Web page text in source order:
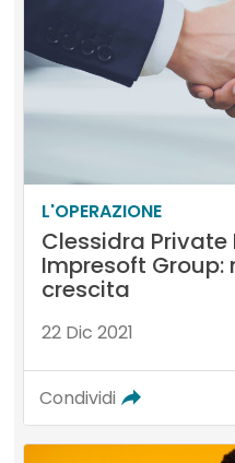
L'OPERAZIONE
Clessidra Private
Impresoft Group:
crescita
22 Dic 2021
Condividi